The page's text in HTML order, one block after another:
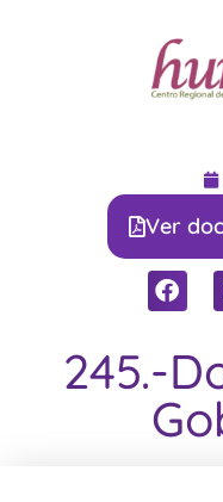
245.-
Ver